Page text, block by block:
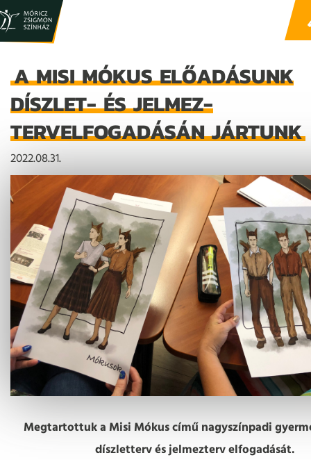
A MISI MÓKUS ELŐADÁSUNK
DÍSZLET- ÉS JELMEZ-
TERVELFOGADÁSÁN JÁRTUNK
2022.08.31.
Megtartottuk a Misi Mókus című nagyszínpadi
díszletterv és jelmezterv elfogadását.